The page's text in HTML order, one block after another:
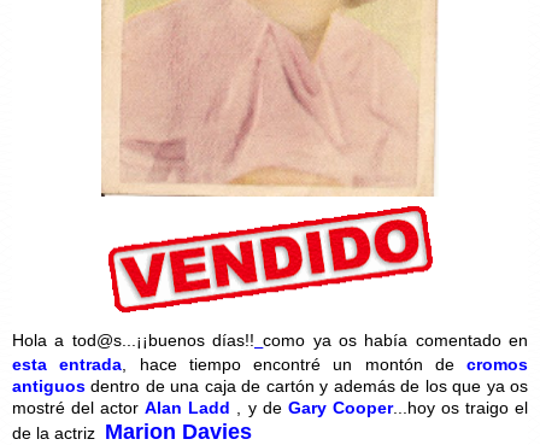
Hola a tod@s...¡¡buenos días!! como ya os había comentado en
esta entrada , hace tiempo encontré un montón de cromos
antiguos dentro de una caja de cartón y además de los que ya os
mostré del actorAlan Ladd , y de Gary Cooper...hoy os traigo el
de la actriz Marion Davies